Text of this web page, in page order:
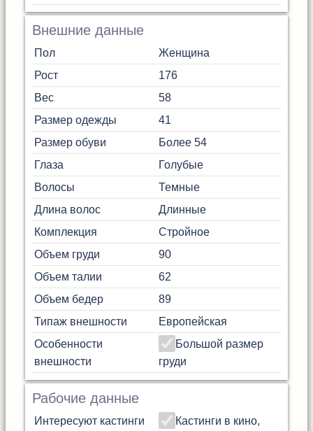
Внешние данные
Пол
Женщина
Рост
176
Вес
58
Размер одежды
41
Размер обуви
Более 54
Глаза
Голубые
Волосы
Темные
Длина волос
Длинные
Комплекция
Стройное
Объем груди
90
Объем талии
62
Объем бедер
89
Типаж внешности
Европейская
Особенности
внешности
Большой размер
груди
Рабочие данные
Интересуют кастинги
Кастинги в кино,